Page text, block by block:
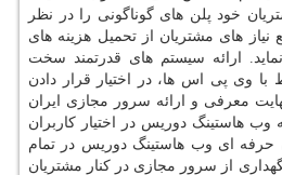
خود پلن های گوناگونی را در نظر
نیاز های مشتریان از تحمیل هزینه های
ارائه سیستم های قدرتمند سخت
با وی پی اس ها، در اختیار قرار دادن
معرفی و ارائه سرور مجازی ایران
وب هاستینگ دوریس در اختیار کاربران
حرفه ای وب هاستینگ دوریس در تمام
از سرور مجازی در کنار مشتریان